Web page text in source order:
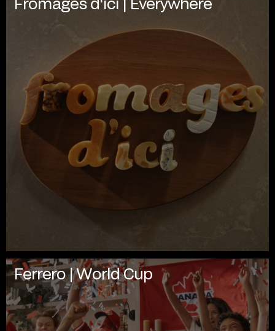
Ferrero | World Cup